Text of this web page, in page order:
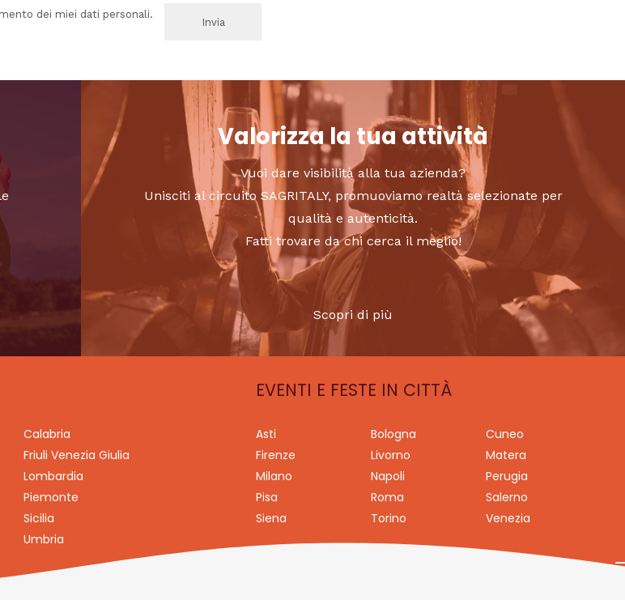
dei miei dati personali.
Valorizza la tua attività
Vuoi dare visibilità alla tua azienda?
Unisciti al circuito SAGRITALY, promuoviamo realtà selezionate per
qualità e autenticità.
Fatti trovare da chi cerca il meglio!
Scopri di più
Calabria
Friuli Venezia Giulia
Lombardia
Piemonte
Sicilia
Umbria
EVENTI E FESTE IN CITTÀ
Asti Bologna
Cuneo
Firenze
Livorno
Matera
Milano
Napoli
Perugia
Pisa
Roma
Salerno
Siena
Torino Venezia